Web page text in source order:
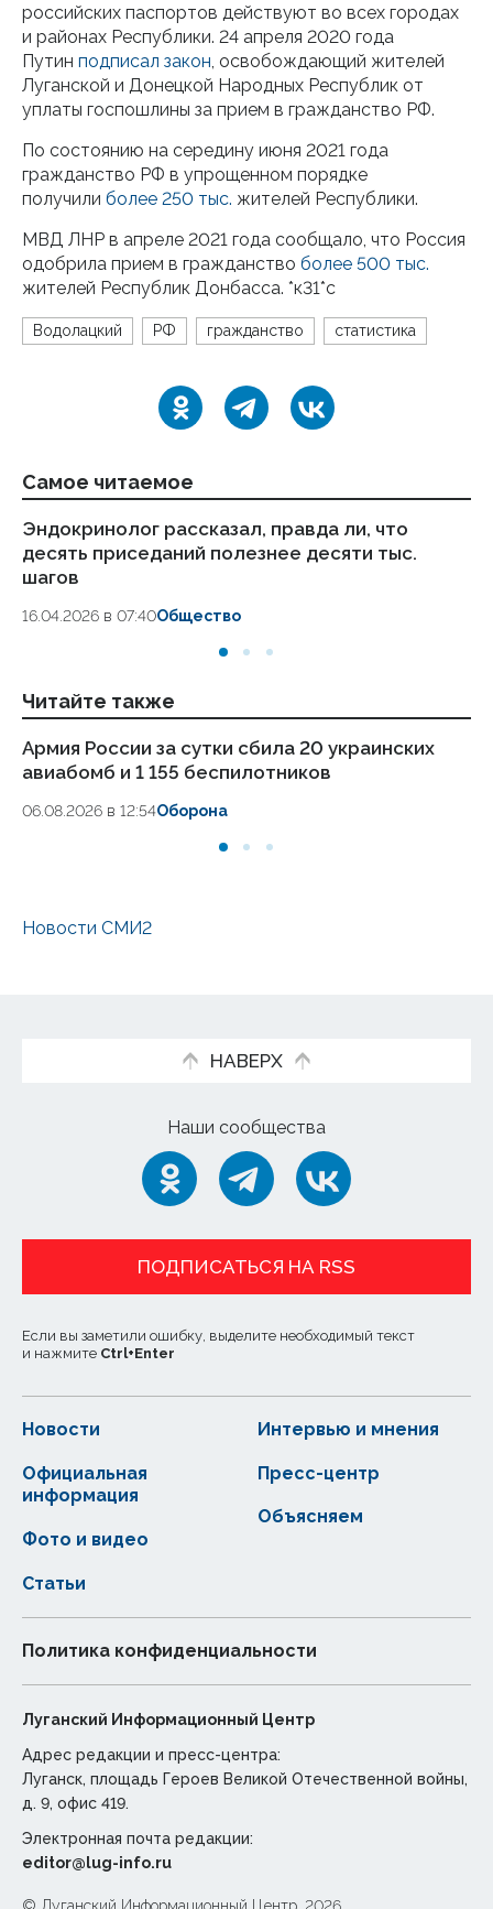
российских паспортов действуют во всех городах
и районах Республики. 24 апреля 2020 года
Путин подписал закон, освобождающий жителей
Луганской и Донецкой Народных Республик от
уплаты госпошлины за прием в гражданство РФ.
По состоянию на середину июня 2021 года
гражданство РФ в упрощенном порядке
получили более 250 тыс. жителей Республики.
МВД ЛНР в апреле 2021 года сообщало, что Россия
одобрила прием в гражданство более 500 тыс.
жителей Республик Донбасса. *к31*с
Водолацкий РФ гражданство статистика
Самое читаемое
Эндокринолог рассказал, правда ли, что
десять приседаний полезнее десяти тыс.
шагов
16.04.2026 в 07:40Общество
Читайте также
Армия России за сутки сбила 20 украинских
авиабомб и 1 155 беспилотников
06.08.2026 в 12:54Оборона
Новости СМИ2
НАВЕРХ
Наши сообщества
ПОДПИСАТЬСЯ НА RSS
Если вы заметили ошибку, выделите необходимый текст
и нажмите Ctrl+Enter
Новости
Статьи
Официальная
информация
Интервью и мнения
Фото и видео
Пресс-центр
Объясняем
Политика конфиденциальности
Луганский Информационный Центр
Адрес редакции и пресс-центра:
Луганск, площадь Героев Великой Отечественной войны,
д. 9, офис 419.
Электронная почта редакции:
editor@lug-info.ru